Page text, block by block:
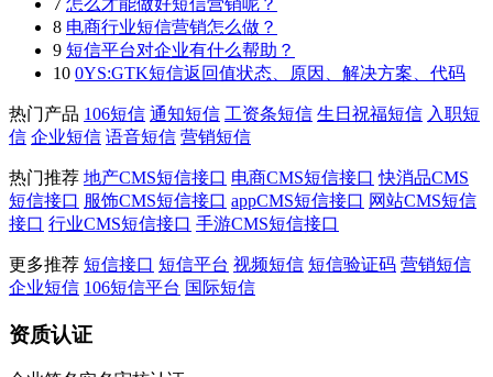
8 电商行业短信营销怎么做？
9 短信平台对企业有什么帮助？
10 0YS:GTK短信返回值状态、原因、解决方案、代码
热门产品 106短信 通知短信 工资条短信 生日祝福短信 入职短
信 企业短信 语音短信 营销短信
热门推荐 地产CMS短信接口 电商CMS短信接口 快消品CMS
短信接口 服饰CMS短信接口 appCMS短信接口 网站CMS短信
接口 行业CMS短信接口 手游CMS短信接口
更多推荐 短信接口 短信平台 视频短信 短信验证码 营销短信
企业短信 106短信平台 国际短信
资质认证